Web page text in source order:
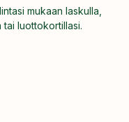
mukaan laskulla,
luottokortillasi.